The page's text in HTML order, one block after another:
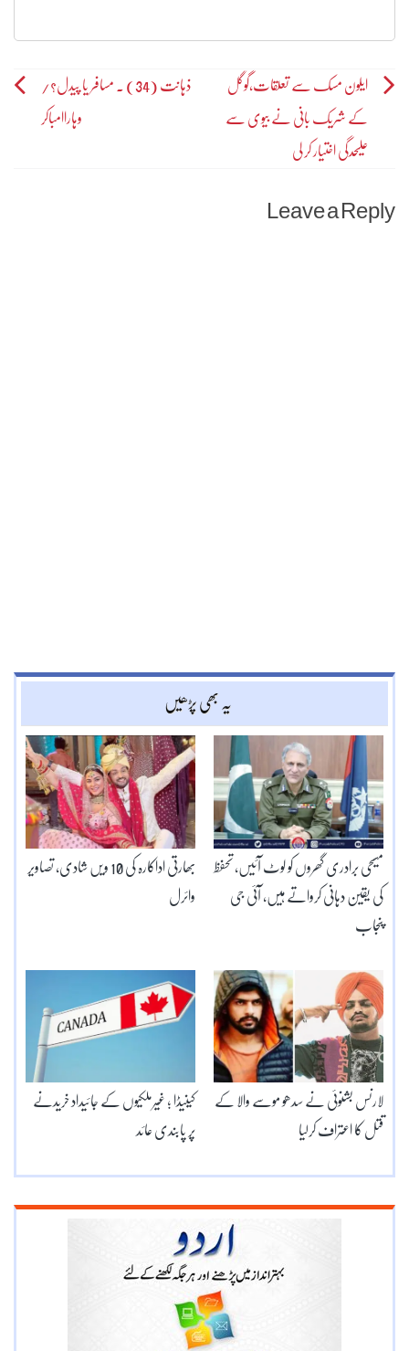
Post
navigation
ایلون مسک سے تعلقات،گوگل
کے شریک بانی نے بیوی سے
علیحدگی اختیار کر لی
ذہانت (34) ۔ مسافر یا پیدل؟/
وہاراامباکر
Leave a Reply
یہ بھی پڑھیں
بھارتی اداکارہ کی 10 ویں شادی، تصاویر
وائرل
مسیحی برادری گھروں کو لوٹ آئیں، تحفظ
کی یقین دہانی کرواتے ہیں، آئی جی
پنجاب
کینیڈا ؛ غیرملکیوں کے جائیداد خریدنے
پر پابندی عائد
لارنس بشنوئی نے سدھو موسے والا کے
قتل کا اعتراف کرلیا